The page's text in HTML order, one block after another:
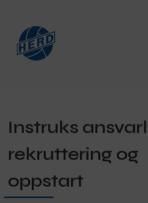
Artikler
Instruks
rekruttering og
oppstart